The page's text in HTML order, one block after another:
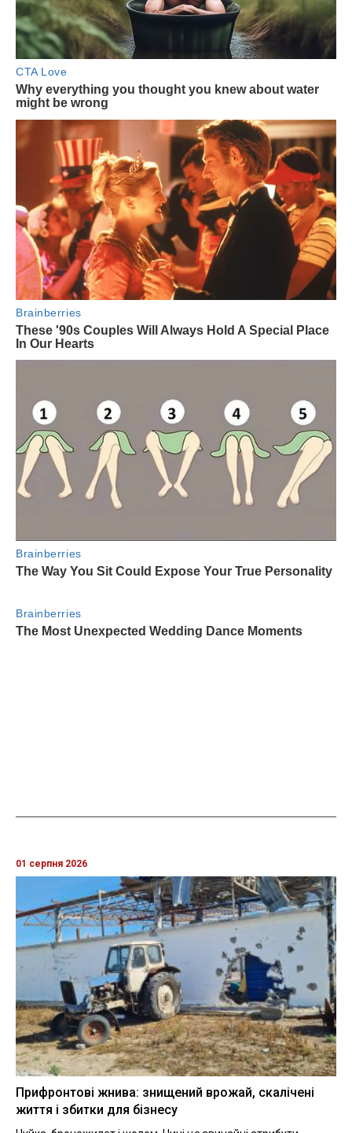
01 серпня 2026
Прифронтові жнива: знищений врожай, скалічені
життя і збитки для бізнесу